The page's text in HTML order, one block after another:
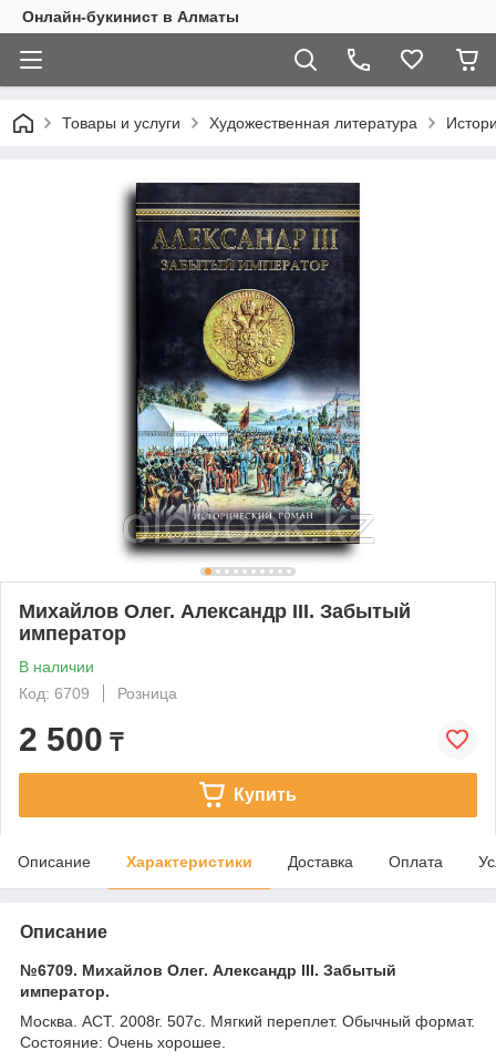
Онлайн-букинист в Алматы
Товары и услуги Художественная литература
Михайлов Олег. Александр III. Забытый
император
В наличии
Код: 6709
Розница
2 500 ₸
Купить
Описание Характеристики Доставка Оплата
Описание
№6709. Михайлов Олег. Александр III. Забытый
император.
Москва. АСТ. 2008г. 507с. Мягкий переплет. Обычный формат.
Состояние: Очень хорошее.